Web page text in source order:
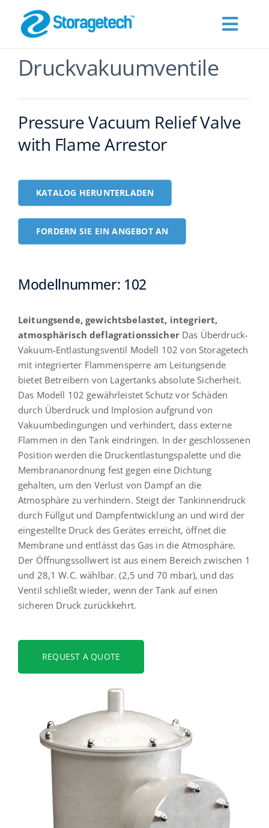
content
Products
Fordern Sie ein Angebot an
Druckvakuumventile
Pressure Vacuum Relief Valve
with Flame Arrestor
KATALOG HERUNTERLADEN
FORDERN SIE EIN ANGEBOT AN
Modellnummer: 102
Leitungsende, gewichtsbelastet, integriert,
atmosphärisch deflagrationssicherDas Überdruck-
Vakuum-Entlastungsventil Modell 102 von Storagetech
mit integrierter Flammensperre am Leitungsende
bietet Betreibern von Lagertanks absolute Sicherheit.
Das Modell 102 gewährleistet Schutz vor Schäden
durch Überdruck und Implosion aufgrund von
Vakuumbedingungen und verhindert, dass externe
Flammen in den Tank eindringen. In der geschlossenen
Position werden die Druckentlastungspalette und die
Membrananordnung fest gegen eine Dichtung
gehalten, um den Verlust von Dampf an die
Atmosphäre zu verhindern. Steigt der Tankinnendruck
durch Füllgut und Dampfentwicklung an und wird der
eingestellte Druck des Gerätes erreicht, öffnet die
Membrane und entlässt das Gas in die Atmosphäre.
Der Öffnungssollwert ist aus einem Bereich zwischen 1
und 28,1 W.C. wählbar. (2,5 und 70 mbar), und das
Ventil schließt wieder, wenn der Tank auf einen
sicheren Druck zurückkehrt.
REQUEST A QUOTE